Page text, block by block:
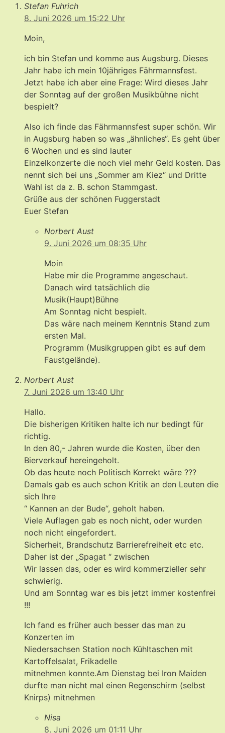
Stefan Fuhrich
8. Juni 2026 um 15:22 Uhr
Moin,
ich bin Stefan und komme aus Augsburg. Dieses
Jahr habe ich mein 10jähriges Fährmannsfest.
Jetzt habe ich aber eine Frage: Wird dieses Jahr
der Sonntag auf der großen Musikbühne nicht
bespielt?
Also ich finde das Fährmannsfest super schön. Wir
in Augsburg haben so was „ähnliches“. Es geht über
6 Wochen und es sind lauter
Einzelkonzerte die noch viel mehr Geld kosten. Das
nennt sich bei uns „Sommer am Kiez“ und Dritte
Wahl ist da z. B. schon Stammgast.
Grüße aus der schönen Fuggerstadt
Euer Stefan
Norbert Aust
9. Juni 2026 um 08:35 Uhr
Moin
Habe mir die Programme angeschaut.
Danach wird tatsächlich die
Musik(Haupt)Bühne
Am Sonntag nicht bespielt.
Das wäre nach meinem Kenntnis Stand zum
ersten Mal.
Programm (Musikgruppen gibt es auf dem
Faustgelände).
Norbert Aust
7. Juni 2026 um 13:40 Uhr
Hallo.
Die bisherigen Kritiken halte ich nur bedingt für
richtig.
In den 80,- Jahren wurde die Kosten, über den
Bierverkauf hereingeholt.
Ob das heute noch Politisch Korrekt wäre ???
Damals gab es auch schon Kritik an den Leuten die
sich Ihre
“ Kannen an der Bude“, geholt haben.
Viele Auflagen gab es noch nicht, oder wurden
noch nicht eingefordert.
Sicherheit, Brandschutz Barrierefreiheit etc etc.
Daher ist der „Spagat “ zwischen
Wir lassen das, oder es wird kommerzieller sehr
schwierig.
Und am Sonntag war es bis jetzt immer kostenfrei
!!!
Ich fand es früher auch besser das man zu
Konzerten im
Niedersachsen Station noch Kühltaschen mit
Kartoffelsalat, Frikadelle
mitnehmen konnte.Am Dienstag bei Iron Maiden
durfte man nicht mal einen Regenschirm (selbst
Knirps) mitnehmen
Nisa
8. Juni 2026 um 01:11 Uhr